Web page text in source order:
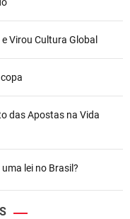
Virou Cultura Global
das Apostas na Vida
lei no Brasil?